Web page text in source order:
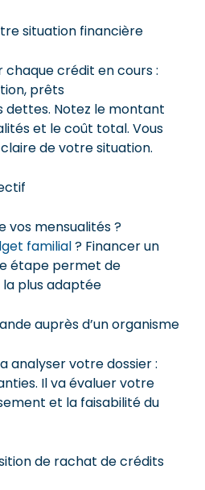
situation financière
crédit en cours :
prêts
dettes. Notez le montant
et le coût total. Vous
de votre situation.
vos mensualités ?
familial? Financer un
étape permet de
plus adaptée
auprès d’un organisme
analyser votre dossier :
Il va évaluer votre
et la faisabilité du
de rachat de crédits